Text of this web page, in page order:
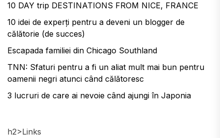
10 DAY trip DESTINATIONS FROM NICE, FRANCE
10 idei de experți pentru a deveni un blogger de
călătorie (de succes)
Escapada familiei din Chicago Southland
TNN: Sfaturi pentru a fi un aliat mult mai bun pentru
oamenii negri atunci când călătoresc
3 lucruri de care ai nevoie când ajungi în Japonia
h2>Links